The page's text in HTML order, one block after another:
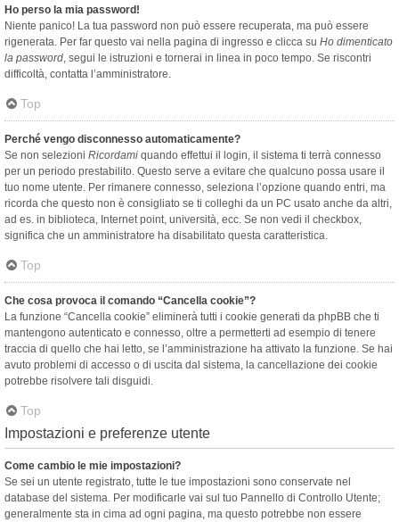
Ho perso la mia password!
Niente panico! La tua password non può essere recuperata, ma può essere
rigenerata. Per far questo vai nella pagina di ingresso e clicca su Ho dimenticato
la password, segui le istruzioni e tornerai in linea in poco tempo. Se riscontri
difficoltà, contatta l’amministratore.
Top
Perché vengo disconnesso automaticamente?
Se non selezioni Ricordami quando effettui il login, il sistema ti terrà connesso
per un periodo prestabilito. Questo serve a evitare che qualcuno possa usare il
tuo nome utente. Per rimanere connesso, seleziona l’opzione quando entri, ma
ricorda che questo non è consigliato se ti colleghi da un PC usato anche da altri,
ad es. in biblioteca, Internet point, università, ecc. Se non vedi il checkbox,
significa che un amministratore ha disabilitato questa caratteristica.
Top
Che cosa provoca il comando “Cancella cookie”?
La funzione “Cancella cookie” eliminerà tutti i cookie generati da phpBB che ti
mantengono autenticato e connesso, oltre a permetterti ad esempio di tenere
traccia di quello che hai letto, se l’amministrazione ha attivato la funzione. Se hai
avuto problemi di accesso o di uscita dal sistema, la cancellazione dei cookie
potrebbe risolvere tali disguidi.
Top
Impostazioni e preferenze utente
Come cambio le mie impostazioni?
Se sei un utente registrato, tutte le tue impostazioni sono conservate nel
database del sistema. Per modificarle vai sul tuo Pannello di Controllo Utente;
generalmente sta in cima ad ogni pagina, ma questo potrebbe non essere